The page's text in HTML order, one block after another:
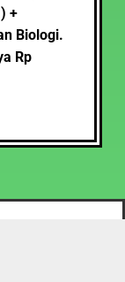
+
Biologi.
Rp